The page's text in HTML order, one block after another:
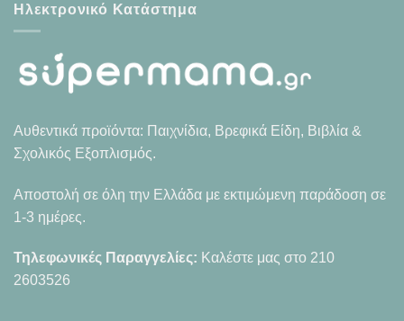
Ηλεκτρονικό Κατάστημα
Αυθεντικά προϊόντα: Παιχνίδια, Βρεφικά Είδη, Βιβλία &
Σχολικός Εξοπλισμός.
Αποστολή σε όλη την Ελλάδα με εκτιμώμενη παράδοση σε
1-3 ημέρες.
Τηλεφωνικές Παραγγελίες: Καλέστε μας στο 210
2603526